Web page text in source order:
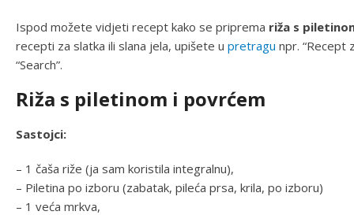
Ispod možete vidjeti recept kako se priprema riža s
recepti za slatka ili slana jela, upišete u pretragu npr. “Recept
“Search”.
Riža s piletinom i povrćem
Sastojci:
– 1 čaša riže (ja sam koristila integralnu),
– Piletina po izboru (zabatak, pileća prsa, krila, po izboru)
– 1 veća mrkva,